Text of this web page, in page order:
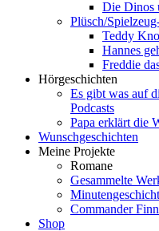
Die Dinos
Plüsch/
Teddy
Hannes
Freddie
Hörgeschichten
Es gibt was auf
Podcasts
Papa erklärt die
Wunschgeschichten
Meine Projekte
Romane
Gesammelte
Commander Finn
Shop